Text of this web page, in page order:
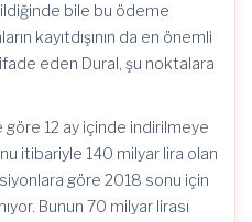
bile bu ödeme
kayıtdışının da en önemli
eden Dural, şu noktalara
12 ay içinde indirilmeye
itibariyle 140 milyar lira olan
göre 2018 sonu için
Bunun 70 milyar lirası